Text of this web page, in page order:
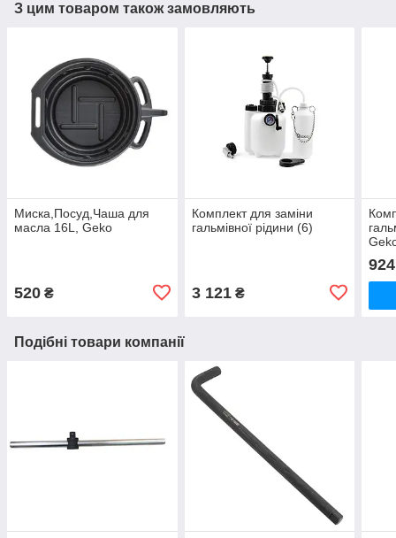
З цим товаром також замовляють
Миска,Посуд,Чаша для
масла 16L, Geko
520 ₴
Комплект для заміни
гальмівної рідини (6)
3 121₴
924
Подібні товари компанії